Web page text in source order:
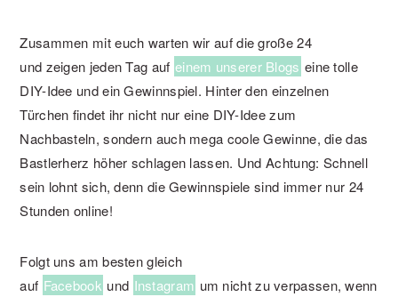
Zusammen mit euch warten wir auf die große 24
und zeigen jeden Tag auf einem unserer Blogs eine tolle
DIY-Idee und ein Gewinnspiel. Hinter den einzelnen
Türchen findet ihr nicht nur eine DIY-Idee zum
Nachbasteln, sondern auch mega coole Gewinne, die das
Bastlerherz höher schlagen lassen. Und Achtung: Schnell
sein lohnt sich, denn die Gewinnspiele sind immer nur 24
Stunden online!
Folgt uns am besten gleich
auf Facebook und Instagram um nicht zu verpassen, wenn